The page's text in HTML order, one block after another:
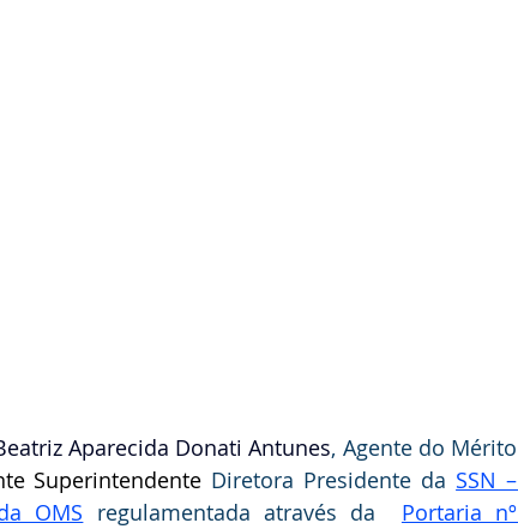
Aparecida Donati Antunes, Agente do Mérito
Superintendente Diretora Presidente da SSN –
OMS regulamentada através da Portaria nº